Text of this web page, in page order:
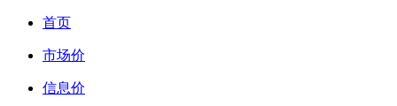
首页
市场价
信息价